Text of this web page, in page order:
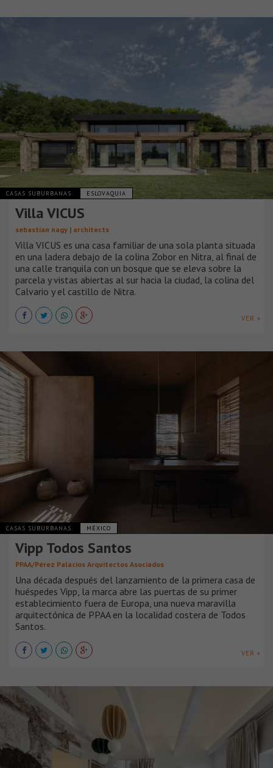
CASAS SUBURBANAS ESLOVAQUIA
Villa VICUS
sebastian nagy | architects
Villa VICUS es una casa familiar de una sola planta situada
en una ladera debajo de la colina Zobor en Nitra, al final de
una calle tranquila con un bosque que se eleva sobre la
parcela y vistas abiertas al sur hacia la ciudad, la colina del
Calvario y el castillo de Nitra.
VER +
CASAS SUBURBANAS MÉXICO
Vipp Todos Santos
PPAA/Pérez Palacios Arquitectos Asociados
Una década después del lanzamiento de la primera casa de
huéspedes Vipp, la marca abre las puertas de su primer
establecimiento fuera de Europa, una nueva maravilla
arquitectónica de PPAA en la localidad costera de Todos
Santos.
VER +